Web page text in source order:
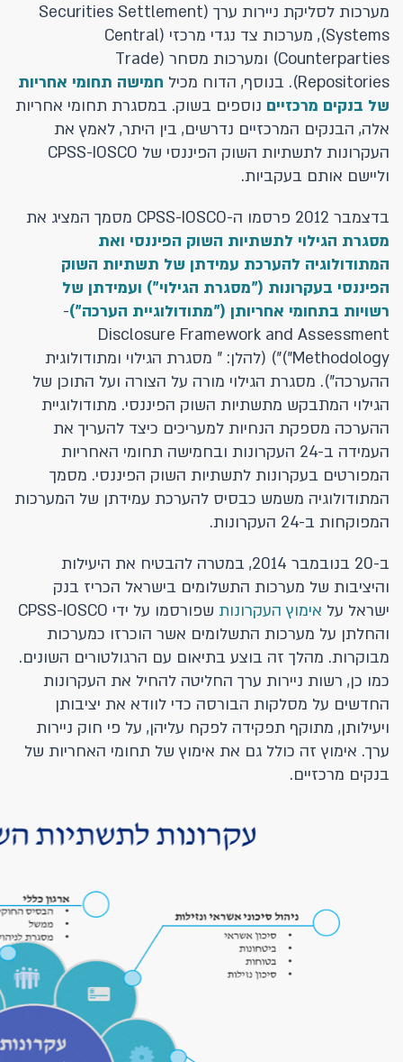
מערכות לסליקת ניירות ערך (Securities Settlement
Systems), מערכות צד נגדי מרכזי (Central
Counterparties) ומערכות מסחר (Trade
Repositories). בנוסף, הדוח מכיל
חמישה תחומי אחריות
של בנקים מרכזיים נוספים בשוק. במסגרת תחומי אחריות
אלה, הבנקים המרכזיים נדרשים, בין היתר, לאמץ את
העקרונות לתשתיות השוק הפיננסי של CPSS-IOSCO
וליישם אותם בעקביות.
בדצמבר 2012 פרסמו ה-CPSS-IOSCO מסמך המציג את
מסגרת הגילוי לתשתיות השוק הפיננסי ואת
המתודולוגיה להערכת עמידתן של תשתיות השוק
הפיננסי בעקרונות ("מסגרת הגילוי") ועמידתן של
רשויות בתחומי אחריותן ("מתודולוגיית הערכה")-
Disclosure Framework and Assessment
Methodology")") (להלן: " מסגרת הגילוי ומתודולוגית
ההערכה"). מסגרת הגילוי מורה על הצורה ועל התוכן של
הגילוי המתבקש מתשתיות השוק הפיננסי. מתודולוגיית
ההערכה מספקת הנחיות למעריכים כיצד להעריך את
העמידה ב-24 העקרונות ובחמישה תחומי האחריות
המפורטים בעקרונות לתשתיות השוק הפיננסי. מסמך
המתודולוגיה משמש כבסיס להערכת עמידתן של המערכות
המפוקחות ב-24 העקרונות.
ב-20 בנובמבר 2014, במטרה להבטיח את היעילות
והיציבות של מערכות התשלומים בישראל הכריז בנק
ישראל על אימוץ העקרונות
והחלתן על מערכות התשלומים אשר הוכרזו כמערכות
מבוקרות. מהלך זה בוצע בתיאום עם הרגולטורים השונים.
כמו כן, רשות ניירות ערך החליטה להחיל את העקרונות
החדשים על מסלקות הבורסה כדי לוודא את יציבותן
ויעילותן, מתוקף תפקידה לפקח עליהן, על פי חוק ניירות
ערך. אימוץ זה כולל גם את אימוץ של תחומי האחריות של
בנקים מרכזיים.